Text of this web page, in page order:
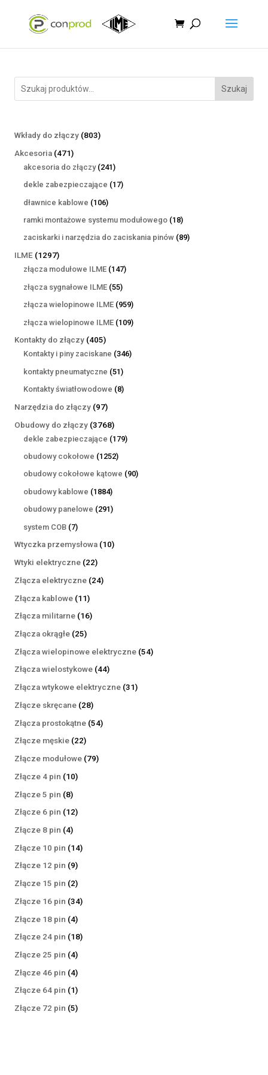
Szukaj
Wkłady do złączy 803803
Akcesoria 471471
produktów
akcesoria do złączy 241241
produktów
dekle zabezpieczające 1717
dławnice kablowe 106106
produktów
ramki montażowe systemu modułowego 1818
produktów
zaciskarki i narzędzia do zaciskania pinów 8989
ILME 12971297
produktów
złącza modułowe ILME 147147
złącza sygnałowe ILME 5555
produktów
złącza wielopinowe ILME 959959
produktów
złącza wielopinowe ILME 109109
Kontakty do złączy 405405
produktów
Kontakty i piny zaciskane 346346
kontakty pneumatyczne 5151
produktów
Kontakty światłowodowe 88
Narzędzia do złączy 9797
produktów
Obudowy do złączy 37683768
produktów
dekle zabezpieczające 179179
obudowy cokołowe 12521252
produkty
obudowy cokołowe kątowe 9090
obudowy kablowe 18841884
produkty
obudowy panelowe 291291
system COB 77
produktów
Wtyczka przemysłowa 1010
Wtyki elektryczne 2222
produkty
Złącza elektryczne 2424
Złącza kablowe 1111
produktów
Złącza militarne 1616
Złącza okrągłe 2525
produktów
Złącza wielopinowe elektryczne 5454
Złącza wielostykowe 4444
produkty
Złącza wtykowe elektryczne 3131
Złącze skręcane 2828
produktów
Złącza prostokątne 5454
Złącze męskie 2222
produkty
Złącze modułowe 7979
Złącze 4 pin 1010
Złącze 5 pin 88
produktów
Złącze 6 pin 1212
Złącze 8 pin 44
produkty
Złącze 10 pin 1414
Złącze 12 pin 99
produktów
Złącze 15 pin 22
produkty
Złącze 16 pin 3434
Złącze 18 pin 44
produkty
Złącze 24 pin 1818
Złącze 25 pin 44
produkty
Złącze 46 pin 44
produkty
Złącze 64 pin 11
produkt
Złącze 72 pin 55